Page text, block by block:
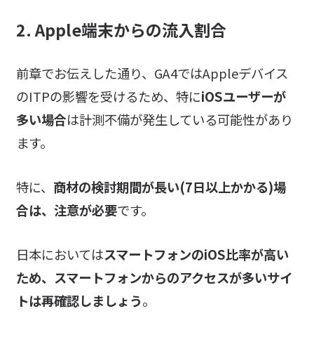
2. Apple端末からの流入割合
前章でお伝えした通り、GA4ではAppleデバイス
のITPの影響を受けるため、特にiOSユーザーが
多い場合は計測不備が発生している可能性があり
ます。
特に、 商材の検討期間が長い(7日以上かかる)場
合は、注意が必要です。
日本においてはスマートフォンのiOS比率が高い
ため、スマートフォンからのアクセスが多いサイ
トは再確認しましょう。